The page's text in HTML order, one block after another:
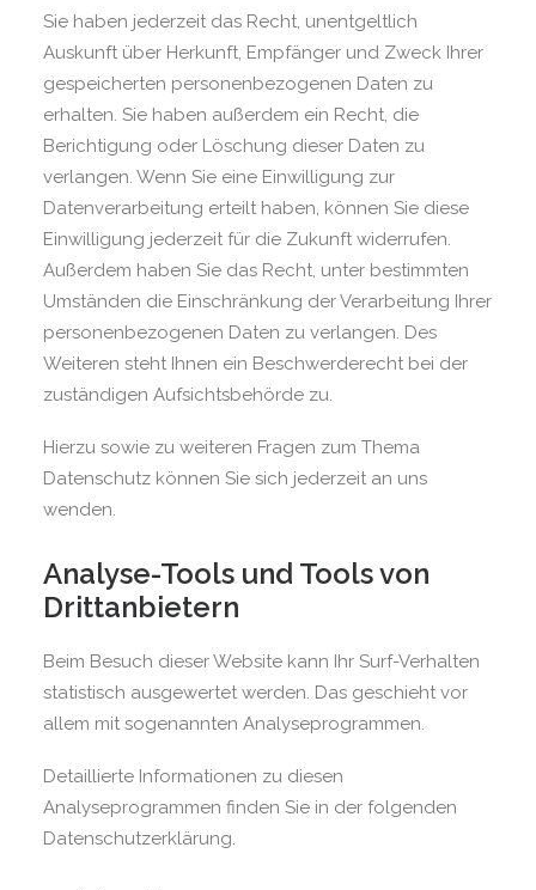
Sie haben jederzeit das Recht, unentgeltlich
Auskunft über Herkunft, Empfänger und Zweck Ihrer
gespeicherten personenbezogenen Daten zu
erhalten. Sie haben außerdem ein Recht, die
Berichtigung oder Löschung dieser Daten zu
verlangen. Wenn Sie eine Einwilligung zur
Datenverarbeitung erteilt haben, können Sie diese
Einwilligung jederzeit für die Zukunft widerrufen.
Außerdem haben Sie das Recht, unter bestimmten
Umständen die Einschränkung der Verarbeitung Ihrer
personenbezogenen Daten zu verlangen. Des
Weiteren steht Ihnen ein Beschwerderecht bei der
zuständigen Aufsichtsbehörde zu.
Hierzu sowie zu weiteren Fragen zum Thema
Datenschutz können Sie sich jederzeit an uns
wenden.
Analyse-Tools und Tools von
Dritt­anbietern
Beim Besuch dieser Website kann Ihr Surf-Verhalten
statistisch ausgewertet werden. Das geschieht vor
allem mit sogenannten Analyseprogrammen.
Detaillierte Informationen zu diesen
Analyseprogrammen finden Sie in der folgenden
Datenschutzerklärung.